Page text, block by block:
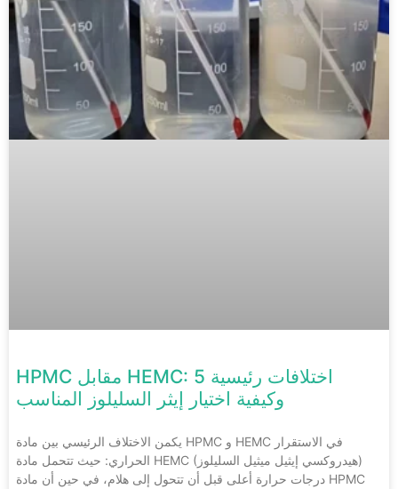
HPMC مقابل HEMC: 5 اختلافات رئيسية
وكيفية اختيار إيثر السليلوز المناسب
يكمن الاختلاف الرئيسي بين مادة HPMC و HEMC في الاستقرار
الحراري: حيث تتحمل مادة HEMC (هيدروكسي إيثيل ميثيل السليلوز)
درجات حرارة أعلى قبل أن تتحول إلى هلام، في حين أن مادة HPMC